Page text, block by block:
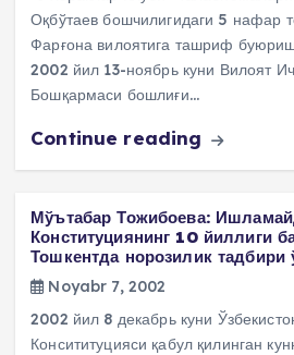
Оқбўтаев бошчилигидаги 5 нафар
Фарғона вилоятига ташриф
2002 йил 13-ноябрь куни Вилоят
Бошқармаси бошлиғи…
Continue reading
Мўътабар Тожибоева:
Конституциянинг 10 йиллиги
Тошкентда норозилик тадбири
Noyabr 7, 2002
2002 йил 8 декабрь куни
Консититуцияси қабул қилинган